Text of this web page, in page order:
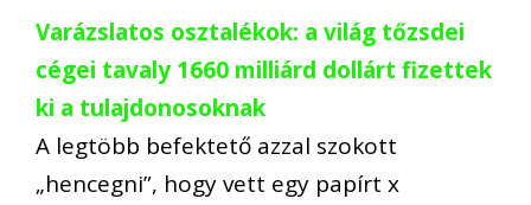
Varázslatos osztalékok: a világ tőzsdei
cégei tavaly 1660 milliárd dollárt fizettek
ki a tulajdonosoknak
A legtöbb befektető azzal szokott
„hencegni”, hogy vett egy papírt x